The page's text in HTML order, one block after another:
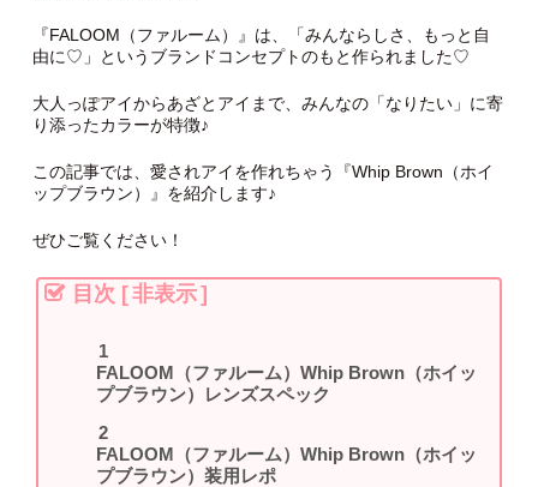
『FALOOM（ファルーム）』は、「みんならしさ、もっと自
由に♡」というブランドコンセプトのもと作られました♡
大人っぽアイからあざとアイまで、みんなの「なりたい」に寄
り添ったカラーが特徴♪
この記事では、愛されアイを作れちゃう『Whip Brown（ホイ
ップブラウン）』を紹介します♪
ぜひご覧ください！
目次 [非表示]
FALOOM（ファルーム）Whip Brown（ホイッ
プブラウン）レンズスペック
FALOOM（ファルーム）Whip Brown（ホイッ
プブラウン）装用レポ